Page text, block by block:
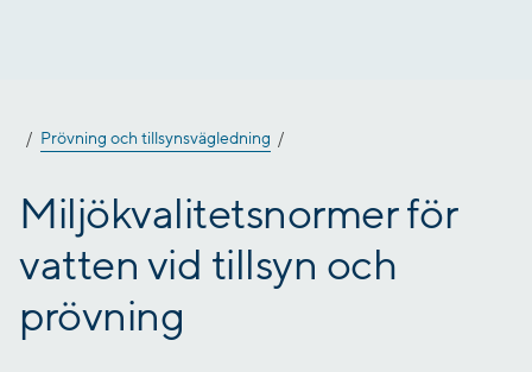
Prövning och tillsynsvägledning
Miljökvalitetsnormer för
vatten vid tillsyn och
prövning